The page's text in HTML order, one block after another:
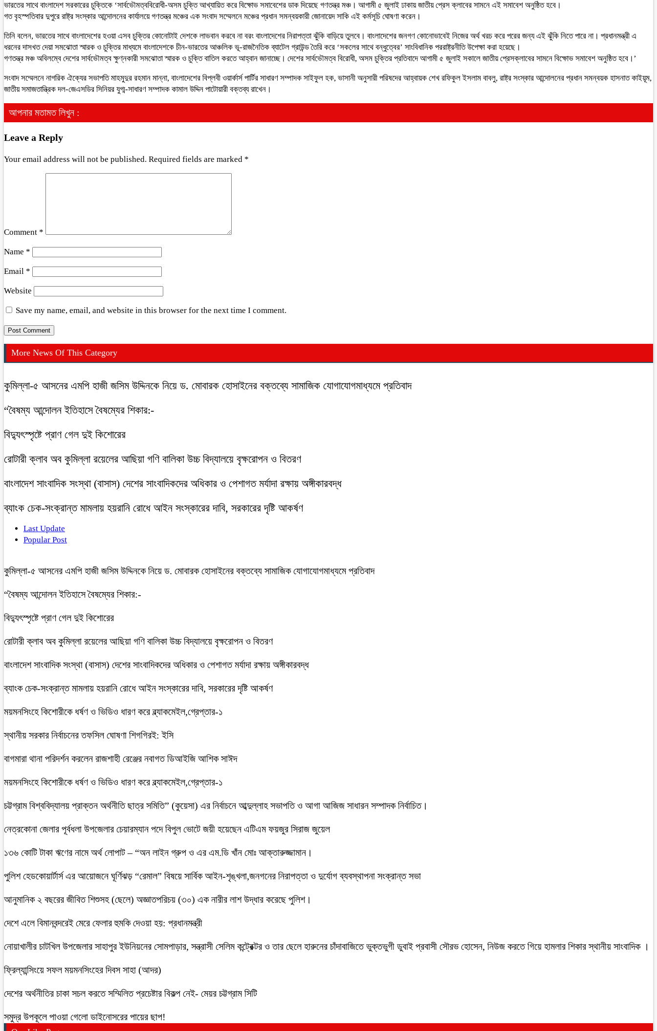
ভারতের সাথে বাংলাদেশ সরকারের চুক্তিকে ‘সার্বভৌমত্ববিরোধী-অসম চুক্তি আখ্যায়িত করে বিক্ষোভ সমাবেশের ডাক দিয়েছে গণতন্ত্র মঞ্চ। আগামী ৫ জুলাই ঢাকায় জাতীয় প্রেস ক্লাবের সামনে এই সমাবেশ অনুষ্ঠিত হবে।
গত বৃহস্পতিবার দুপুরে রাষ্ট্র সংস্কার আন্দোলনের কার্যালয়ে গণতন্ত্র মঞ্চের এক সংবাদ সম্মেলনে মঞ্চের প্রধান সমন্বয়কারী জোনায়েদ সাকি এই কর্মসূচি ঘোষণা করেন।
তিনি বলেন, ভারতের সাথে বাংলাদেশের হওয়া এসব চুক্তির কোনোটাই দেশকে লাভবান করবে না বরং বাংলাদেশের নিরাপত্তা ঝুঁকি বাড়িয়ে তুলবে। বাংলাদেশের জনগণ কোনোভাবেই নিজের অর্থ খরচ করে পরের জন্য এই ঝুঁকি নিতে পারে না। প্রধানমন্ত্রী এ
ধরনের দাসখত দেয়া সমঝোতা স্মারক ও চুক্তির মাধ্যমে বাংলাদেশকে চীন-ভারতের আঞ্চলিক ভূ-রাজনৈতিক ব্যাটেল গ্রাউন্ড তৈরি করে ‘সকলের সাথে বন্ধুত্বের’ সাংবিধানিক পররাষ্ট্রনীতি উপেক্ষা করা হয়েছে।
গণতন্ত্র মঞ্চ অবিলম্বে দেশের সার্বভৌমত্ব ক্ষুণ্নকারী সমঝোতা স্মারক ও চুক্তি বাতিল করতে আহ্বান জানাচ্ছে। দেশের সার্বভৌমত্ব বিরোধী, অসম চুক্তির প্রতিবাদে আগামী ৫ জুলাই সকালে জাতীয় প্রেসক্লাবের সামনে বিক্ষোভ সমাবেশ অনুষ্ঠিত হবে।’
সংবাদ সম্মেলনে নাগরিক ঐক্যের সভাপতি মাহমুদুর রহমান মান্না, বাংলাদেশের বিপ্লবী ওয়ার্কার্স পার্টির সাধারণ সম্পাদক সাইফুল হক, ভাসানী অনুসারী পরিষদের আহ্বায়ক শেখ রফিকুল ইসলাম বাবলু, রাষ্ট্র সংস্কার আন্দোলনের প্রধান সমন্বয়ক হাসনাত কাইয়ূম,
জাতীয় সমাজতান্ত্রিক দল-জেএসডির সিনিয়র যুগ্ম-সাধারণ সম্পাদক কামাল উদ্দিন পাটোয়ারী বক্তব্য রাখেন।
আপনার মতামত লিখুন :
Leave a Reply
Your email address will not be published. Required fields are marked *
Comment *
Name *
Email *
Website
Save my name, email, and website in this browser for the next time I comment.
More News Of This Category
কুমিল্লা-৫ আসনের এমপি হাজী জসিম উদ্দিনকে নিয়ে ড. মোবারক হোসাইনের বক্তব্যে সামাজিক যোগাযোগমাধ্যমে প্রতিবাদ
“বৈষম্য আন্দোলন ইতিহাসে বৈষম্যের শিকার:-
বিদ্যুৎস্পৃষ্টে প্রাণ গেল দুই কিশোরের
রোটারী ক্লাব অব কুমিল্লা রয়েলের আছিয়া গণি বালিকা উচ্চ বিদ্যালয়ে বৃক্ষরোপন ও বিতরণ
বাংলাদেশ সাংবাদিক সংস্থা (বাসাস) দেশের সাংবাদিকদের অধিকার ও পেশাগত মর্যাদা রক্ষায় অঙ্গীকারবদ্ধ
ব্যাংক চেক-সংক্রান্ত মামলায় হয়রানি রোধে আইন সংস্কারের দাবি, সরকারের দৃষ্টি আকর্ষণ
Last Update
Popular Post
কুমিল্লা-৫ আসনের এমপি হাজী জসিম উদ্দিনকে নিয়ে ড. মোবারক হোসাইনের বক্তব্যে সামাজিক যোগাযোগমাধ্যমে প্রতিবাদ
“বৈষম্য আন্দোলন ইতিহাসে বৈষম্যের শিকার:-
বিদ্যুৎস্পৃষ্টে প্রাণ গেল দুই কিশোরের
রোটারী ক্লাব অব কুমিল্লা রয়েলের আছিয়া গণি বালিকা উচ্চ বিদ্যালয়ে বৃক্ষরোপন ও বিতরণ
বাংলাদেশ সাংবাদিক সংস্থা (বাসাস) দেশের সাংবাদিকদের অধিকার ও পেশাগত মর্যাদা রক্ষায় অঙ্গীকারবদ্ধ
ব্যাংক চেক-সংক্রান্ত মামলায় হয়রানি রোধে আইন সংস্কারের দাবি, সরকারের দৃষ্টি আকর্ষণ
ময়মনসিংহে কিশোরীকে ধর্ষণ ও ভিডিও ধারণ করে ব্ল্যাকমেইল,গ্রেপ্তার-১
স্থানীয় সরকার নির্বাচনের তফসিল ঘোষণা শিগগিরই: ইসি
বাগমারা থানা পরিদর্শন করলেন রাজশাহী রেঞ্জের নবাগত ডিআইজি আশিক সাঈদ
ময়মনসিংহে কিশোরীকে ধর্ষণ ও ভিডিও ধারণ করে ব্ল্যাকমেইল,গ্রেপ্তার-১
চট্টগ্রাম বিশ্ববিদ্যালয় প্রাক্তন অর্থনীতি ছাত্র সমিতি” (কুয়েসা) এর নির্বাচনে আব্দুল্লাহ সভাপতি ও আগা আজিজ সাধারন সম্পাদক নির্বাচিত।
নেত্রকোনা জেলার পূর্বধলা উপজেলার চেয়ারম্যান পদে বিপুল ভোটে জয়ী হয়েছেন এটিএম ফয়জুর সিরাজ জুয়েল
১৩৬ কোটি টাকা ঋণের নামে অর্থ লোপাট – “অন লাইন গ্রুপ ও এর এম.ডি খাঁন মোঃ আক্তারুজ্জামান।
পুলিশ হেডকোয়ার্টার্স এর আয়োজনে ঘূর্ণিঝড় “রেমাল” বিষয়ে সার্বিক আইন-শৃঙ্খলা,জনগনের নিরাপত্তা ও দুর্যোগ ব্যবস্থাপনা সংক্রান্ত সভা
আনুমানিক ২ বছরের জীবিত শিশুসহ (ছেলে) অজ্ঞাতপরিচয় (৩০) এক নারীর লাশ উদ্ধার করেছে পুলিশ।
দেশে এলে বিমানবন্দরেই মেরে ফেলার হুমকি দেওয়া হয়: প্রধানমন্ত্রী
নোয়াখালীর চাটখিল উপজেলার সাহাপুর ইউনিয়নের সোমপাড়ার, সন্ত্রাসী সেলিম কন্ট্রেক্টর ও তার ছেলে হারুনের চাঁদাবাজিতে ভুক্তভুগী ডুবাই প্রবাসী সৌরভ হোসেন, নিউজ করতে গিয়ে হামলার শিকার স্থানীয় সাংবাদিক ।
ফ্রিল্যান্সিংয়ে সফল ময়মনসিংহের দিবস সাহা (আদর)
দেশের অর্থনীতির চাকা সচল করতে সম্মিলিত প্রচেষ্টার বিকল্প নেই- মেয়র চট্টগ্রাম সিটি
সমুদ্র উপকূলে পাওয়া গেলো ডাইনোসরের পায়ের ছাপ!